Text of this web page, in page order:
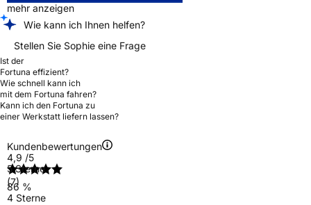
mehr anzeigen
Wie kann ich Ihnen helfen?
Stellen Sie Sophie eine Frage
Ist der
Fortuna effizient?
Wie schnell kann ich
mit dem Fortuna fahren?
Kann ich den Fortuna zu
einer Werkstatt liefern lassen?
Kundenbewertungen
4,9 /5
(7)
5 Sterne
86 %
4 Sterne